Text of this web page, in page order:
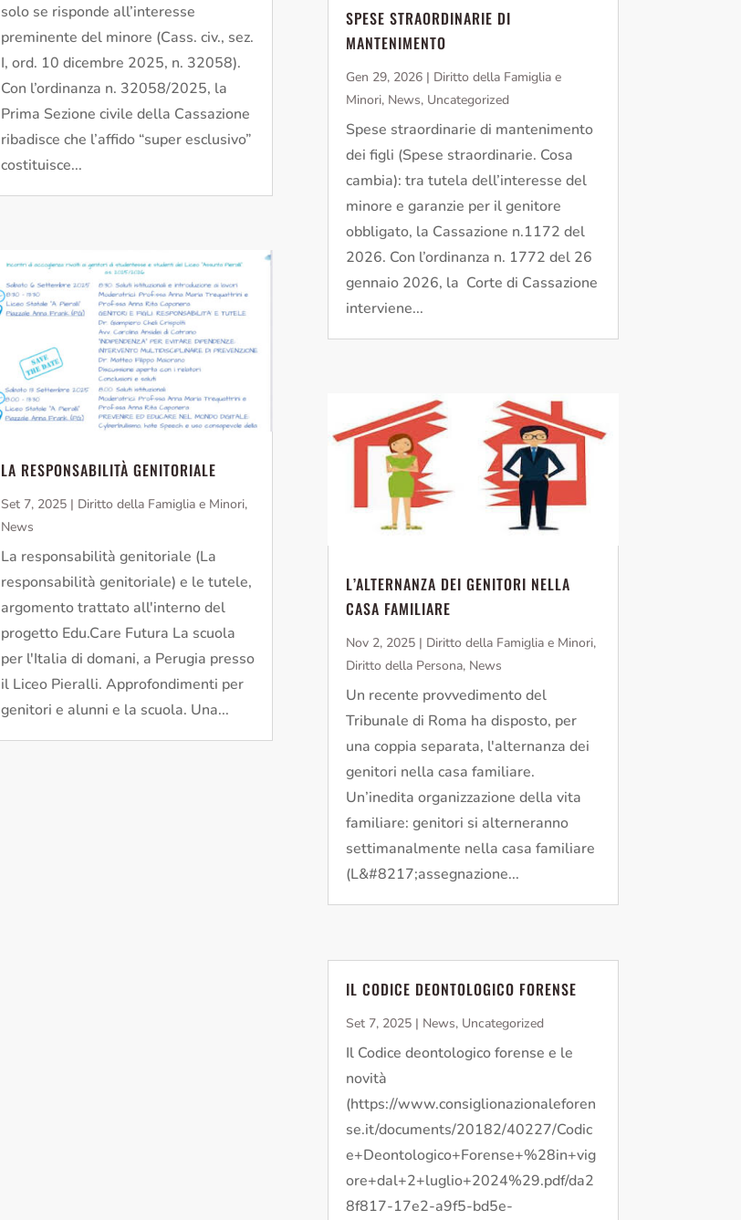
solo se risponde all’interesse
preminente del minore (Cass. civ., sez.
I, ord. 10 dicembre 2025, n. 32058).
Con l’ordinanza n. 32058/2025, la
Prima Sezione civile della Cassazione
ribadisce che l’affido “super esclusivo”
costituisce...
LA RESPONSABILITÀ GENITORIALE
Set 7, 2025| Diritto della Famiglia e Minori,
News
La responsabilità genitoriale (La
responsabilità genitoriale) e le tutele,
argomento trattato all'interno del
progetto Edu.Care Futura La scuola
per l'Italia di domani, a Perugia presso
il Liceo Pieralli. Approfondimenti per
genitori e alunni e la scuola. Una...
SPESE STRAORDINARIE DI
MANTENIMENTO
Gen 29, 2026| Diritto della Famiglia e
Minori, News, Uncategorized
Spese straordinarie di mantenimento
dei figli (Spese straordinarie. Cosa
cambia): tra tutela dell’interesse del
minore e garanzie per il genitore
obbligato, la Cassazione n.1172 del
2026. Con l’ordinanza n. 1772 del 26
gennaio 2026, la Corte di Cassazione
interviene...
L’ALTERNANZA DEI GENITORI NELLA
CASA FAMILIARE
Nov 2, 2025| Diritto della Famiglia e Minori,
Diritto della Persona, News
Un recente provvedimento del
Tribunale di Roma ha disposto, per
una coppia separata, l'alternanza dei
genitori nella casa familiare.
Un’inedita organizzazione della vita
familiare: genitori si alterneranno
settimanalmente nella casa familiare
(L&#8217;assegnazione...
IL CODICE DEONTOLOGICO FORENSE
Set 7, 2025| News, Uncategorized
Il Codice deontologico forense e le
novità
(https://www.consiglionazionaleforen
se.it/documents/20182/40227/Codic
e+Deontologico+Forense+%28in+vig
ore+dal+2+luglio+2024%29.pdf/da2
8f817-17e2-a9f5-bd5e-